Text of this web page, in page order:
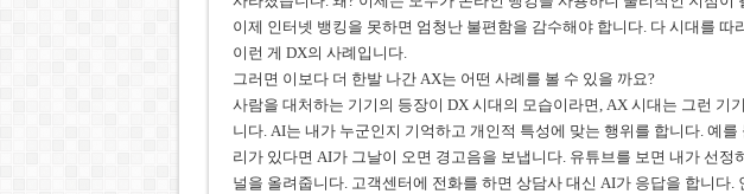
이제 인터넷 뱅킹을 못하면 엄청난 불편함을 감수해야 합니다. 다 시대를 따
이런 게 DX의 사례입니다.
그러면 이보다 더 한발 나간 AX는 어떤 사례를 볼 수 있을 까요?
사람을 대처하는 기기의 등장이 DX 시대의 모습이라면, AX 시대는 그런 기
니다. AI는 내가 누군인지 기억하고 개인적 특성에 맞는 행위를 합니다. 예
리가 있다면 AI가 그날이 오면 경고음을 보냅니다. 유튜브를 보면 내가 선정
널을 올려줍니다. 고객센터에 전화를 하면 상담사 대신 AI가 응답을 합니다.